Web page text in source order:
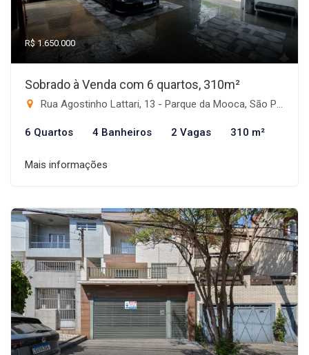
R$ 1.650.000
Sobrado à Venda com 6 quartos, 310m²
Rua Agostinho Lattari, 13 - Parque da Mooca, São Paulo-SP
6 Quartos 4 Banheiros 2 Vagas 310 m²
Mais informações